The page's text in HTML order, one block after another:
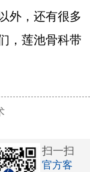
外，还有很多
，莲池骨科带
扫一扫
官方客